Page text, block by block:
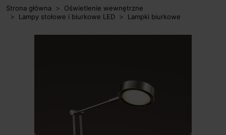
Strona główna
Oświetlenie wewnętrzne
Lampy stołowe i biurkowe LED
Lampki biurkowe